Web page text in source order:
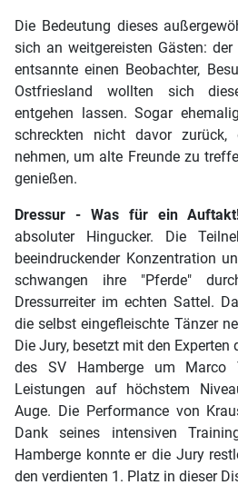
Die Bedeutung dieses
sich an weitgereisten Gästen:
entsannte einen Beobachter,
Ostfriesland wollten sich
entgehen lassen. Sogar
schreckten nicht davor
nehmen, um alte Freunde zu
genießen.
Dressur - Was für ein
absoluter Hingucker. Die
beeindruckender Konzentration
schwangen ihre "Pferde"
Dressurreiter im echten Sattel.
die selbst eingefleischte Tänzer
Die Jury, besetzt mit den Experten
des SV Hamberge um Marco
Leistungen auf höchstem
Auge. Die Performance von
Dank seines intensiven
Hamberge konnte er die Jury
den verdienten 1. Platz in dieser